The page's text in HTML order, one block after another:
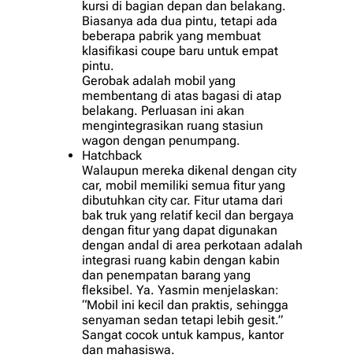
kursi di bagian depan dan belakang.
Biasanya ada dua pintu, tetapi ada
beberapa pabrik yang membuat
klasifikasi coupe baru untuk empat
pintu.
Gerobak adalah mobil yang
membentang di atas bagasi di atap
belakang. Perluasan ini akan
mengintegrasikan ruang stasiun
wagon dengan penumpang.
Hatchback
Walaupun mereka dikenal dengan city
car, mobil memiliki semua fitur yang
dibutuhkan city car. Fitur utama dari
bak truk yang relatif kecil dan bergaya
dengan fitur yang dapat digunakan
dengan andal di area perkotaan adalah
integrasi ruang kabin dengan kabin
dan penempatan barang yang
fleksibel. Ya. Yasmin menjelaskan:
“Mobil ini kecil dan praktis, sehingga
senyaman sedan tetapi lebih gesit.”
Sangat cocok untuk kampus, kantor
dan mahasiswa.